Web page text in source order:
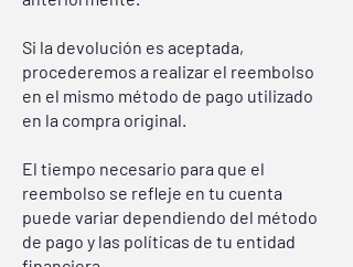
Si la devolución es aceptada,
procederemos a realizar el reembolso
en el mismo método de pago utilizado
en la compra original.
El tiempo necesario para que el
reembolso se refleje en tu cuenta
puede variar dependiendo del método
de pago y las políticas de tu entidad